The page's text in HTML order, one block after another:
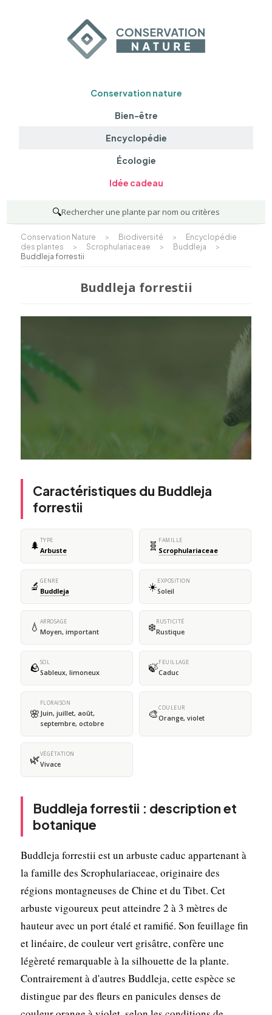
Conservation nature
Bien-être
Encyclopédie
Écologie
Idée cadeau
🔍Rechercher une plante par nom ou critères
Conservation Nature > Biodiversité >
Encyclopédie
des plantes
> Scrophulariaceae > Buddleja
>
Buddleja forrestii
Buddleja forrestii
Caractéristiques du Buddleja
forrestii
🌲 TYPE
Arbuste 🧬 FAMILLE
Scrophulariaceae
🔬 GENRE
Buddleja ☀️EXPOSITION
Soleil
💧 ARROSAGE
Moyen, important ❄️RUSTICITÉ
Rustique
🪨SOL
Sableux, limoneux 🍃FEUILLAGE
Caduc
🌸
FLORAISON
Juin, juillet, août,
septembre, octobre
🎨COULEUR
Orange, violet
🌿VÉGÉTATION
Vivace
Buddleja forrestii : description et
botanique
Buddleja forrestii est un arbuste caduc appartenant à
la famille des Scrophulariaceae, originaire des
régions montagneuses de Chine et du Tibet. Cet
arbuste vigoureux peut atteindre 2 à 3 mètres de
hauteur avec un port étalé et ramifié. Son feuillage fin
et linéaire, de couleur vert grisâtre, confère une
légèreté remarquable à la silhouette de la plante.
Contrairement à d'autres Buddleja, cette espèce se
distingue par des fleurs en panicules denses de